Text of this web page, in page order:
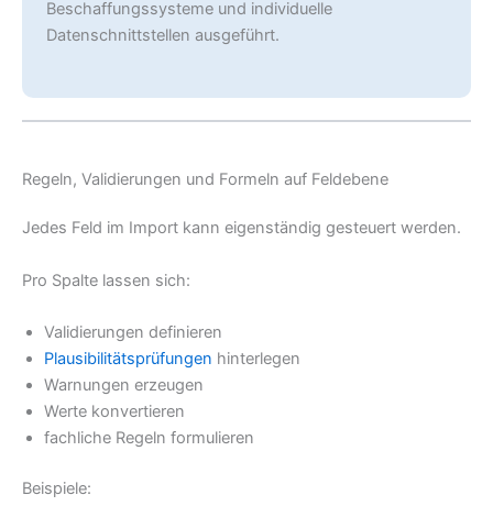
Beschaffungssysteme und individuelle
Datenschnittstellen ausgeführt.
Regeln, Validierungen und Formeln auf Feldebene
Jedes Feld im Import kann eigenständig gesteuert werden.
Pro Spalte lassen sich:
Validierungen definieren
Plausibilitätsprüfungen hinterlegen
Warnungen erzeugen
Werte konvertieren
fachliche Regeln formulieren
Beispiele: